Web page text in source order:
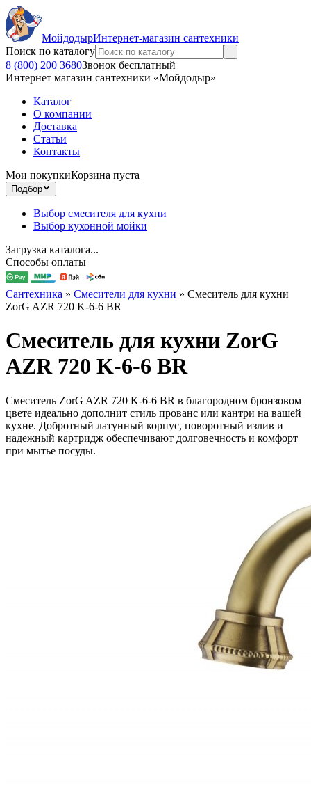
МойдодырИнтернет-магазин сантехники
Поиск по каталогу
8 (800) 200 3680Звонок бесплатный
Интернет магазин сантехники «Мойдодыр»
Каталог
О компании
Доставка
Статьи
Контакты
Мои покупкиКорзина пуста
Подбор
Выбор смесителя для кухни
Выбор кухонной мойки
Загрузка каталога...
Способы оплаты
Сантехника » Смесители для кухни » Смеситель для кухни
ZorG AZR 720 K-6-6 BR
Смеситель для кухни ZorG
AZR 720 K-6-6 BR
Смеситель ZorG AZR 720 K-6-6 BR в благородном бронзовом
цвете идеально дополнит стиль прованс или кантри на вашей
кухне. Добротный латунный корпус, поворотный излив и
надежный картридж обеспечивают долговечность и комфорт
при мытье посуды.